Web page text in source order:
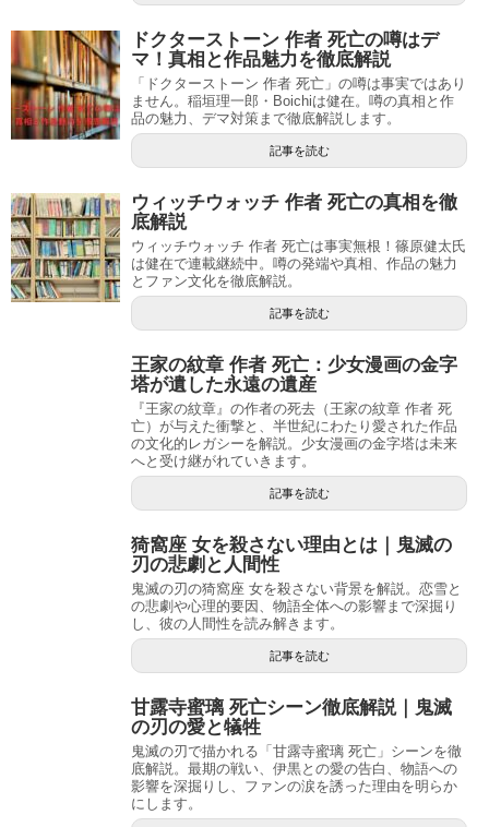
ドクターストーン 作者 死亡の噂はデ
マ！真相と作品魅力を徹底解説
「ドクターストーン 作者 死亡」の噂は事実ではあり
ません。稲垣理一郎・Boichiは健在。噂の真相と作
品の魅力、デマ対策まで徹底解説します。
記事を読む
ウィッチウォッチ 作者 死亡の真相を徹
底解説
ウィッチウォッチ 作者 死亡は事実無根！篠原健太氏
は健在で連載継続中。噂の発端や真相、作品の魅力
とファン文化を徹底解説。
記事を読む
王家の紋章 作者 死亡：少女漫画の金字
塔が遺した永遠の遺産
『王家の紋章』の作者の死去（王家の紋章 作者 死
亡）が与えた衝撃と、半世紀にわたり愛された作品
の文化的レガシーを解説。少女漫画の金字塔は未来
へと受け継がれていきます。
記事を読む
猗窩座 女を殺さない理由とは｜鬼滅の
刃の悲劇と人間性
鬼滅の刃の猗窩座 女を殺さない背景を解説。恋雪と
の悲劇や心理的要因、物語全体への影響まで深掘り
し、彼の人間性を読み解きます。
記事を読む
甘露寺蜜璃 死亡シーン徹底解説｜鬼滅
の刃の愛と犠牲
鬼滅の刃で描かれる「甘露寺蜜璃 死亡」シーンを徹
底解説。最期の戦い、伊黒との愛の告白、物語への
影響を深掘りし、ファンの涙を誘った理由を明らか
にします。